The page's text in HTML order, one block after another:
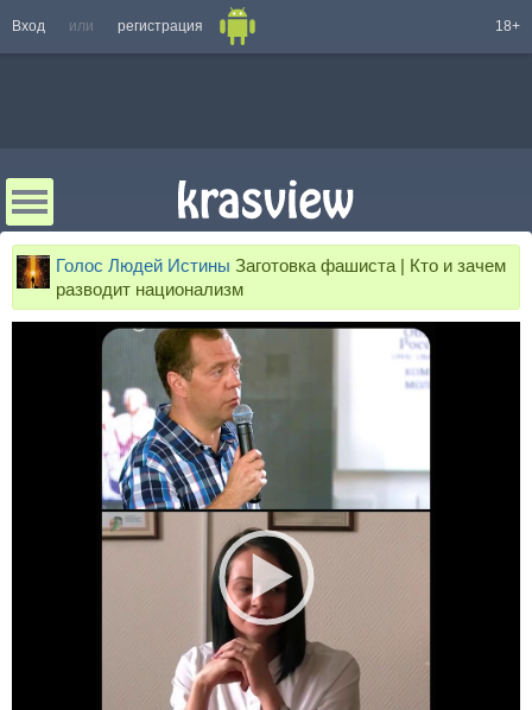
Вход или регистрация 18+
Голос Людей Истины Заготовка фашиста | Кто и зачем
разводит национализм